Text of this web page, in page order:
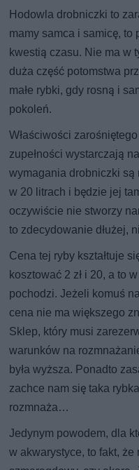
Hodowla drobniczki to
mamy samca i samicę, to
kwestią czasu. Nie ma w
duża część potomstwa
małe rybki, gdy rosną i
pokoleń.
Właściwości
zupełności wystarczają
wymagania drobniczki są
w 20 litrach i będzie jej
oczywiście nie stworzy
to zdecydowanie dłużej,
Cena tej ryby kształtuje
kosztować 2 zł i 20, a to
pochodzi. Jeżeli komuś
cena nie ma większego
Sklep, który musi
warunków na
była wyższa. Ponadto
zachce nam się taka
rozmnaża…
Jedynym powodem, dla
w akwarystyce, to fakt,